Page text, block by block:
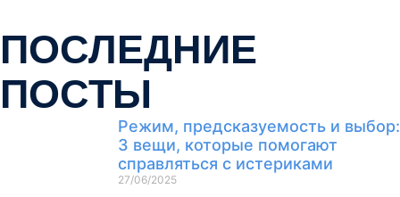
ПОСЛЕДНИЕ
ПОСТЫ
Режим, предсказуемость и выбор:
3 вещи, которые помогают
справляться с истериками
27/06/2025